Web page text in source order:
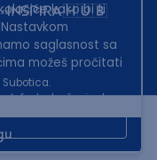
Subotica.
Infostud rešenja d.o.o.
GooglePrivacy Policyand
kako bi ti
saglasnost sa
možeš pročitati